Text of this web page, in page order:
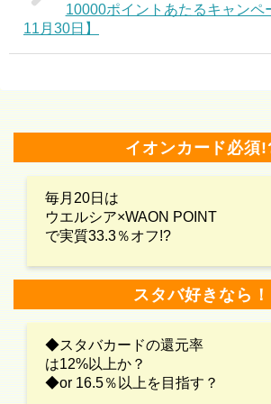
10000ポイントあたるキャンペ
11月30日】
イオンカード必須
毎月20日は
ウエルシア×WAON POINT
で実質33.3％オフ!?
スタバ好きなら！
◆スタバカードの還元率
は12%以上か？
◆or 16.5％以上を目指す？